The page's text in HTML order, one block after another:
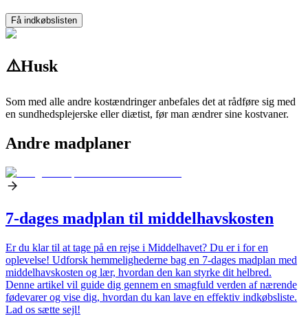
Få indkøbslisten
⚠️Husk
Som med alle andre kostændringer anbefales det at rådføre sig med
en sundhedsplejerske eller diætist, før man ændrer sine kostvaner.
Andre madplaner
7-dages madplan til middelhavskosten
Er du klar til at tage på en rejse i Middelhavet? Du er i for en
oplevelse! Udforsk hemmelighederne bag en 7-dages madplan med
middelhavskosten og lær, hvordan den kan styrke dit helbred.
Denne artikel vil guide dig gennem en smagfuld verden af nærende
fødevarer og vise dig, hvordan du kan lave en effektiv indkøbsliste.
Lad os sætte sejl!